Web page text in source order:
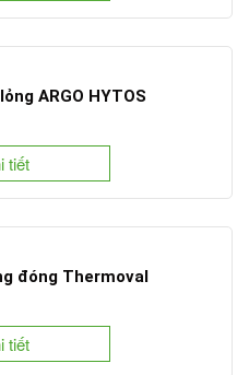
ARGO HYTOS
tiết
đóng Thermoval
tiết